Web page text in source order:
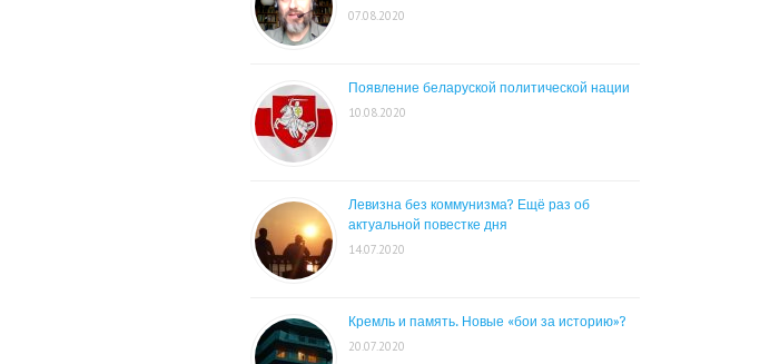
07.08.2020
Появление беларуской политической нации
10.08.2020
Левизна без коммунизма? Ещё раз об
актуальной повестке дня
14.07.2020
Кремль и память. Новые «бои за историю»?
20.07.2020